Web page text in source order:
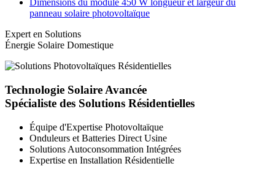
Dimensions du module 450 W longueur et largeur du
panneau solaire photovoltaïque
Expert en Solutions
Énergie Solaire Domestique
Technologie Solaire Avancée
Spécialiste des Solutions Résidentielles
Équipe d'Expertise Photovoltaïque
Onduleurs et Batteries Direct Usine
Solutions Autoconsommation Intégrées
Expertise en Installation Résidentielle